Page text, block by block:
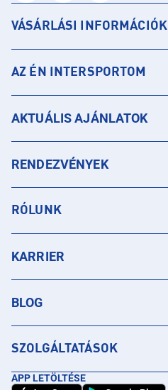
VÁSÁRLÁSI INFORMÁCIÓK
AZ ÉN INTERSPORTOM
AKTUÁLIS AJÁNLATOK
RENDEZVÉNYEK
RÓLUNK
KARRIER
BLOG
SZOLGÁLTATÁSOK
APP LETÖLTÉSE